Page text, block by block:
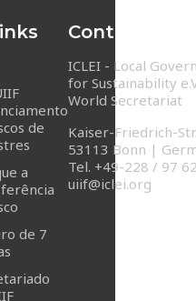
de
a
de 7
Contact Info
ICLEI - Local
for Sustainability
World Secretariat
Kaiser-Friedrich-
53113 Bonn |
Tel. +49-228 / 97
uiif@iclei.org